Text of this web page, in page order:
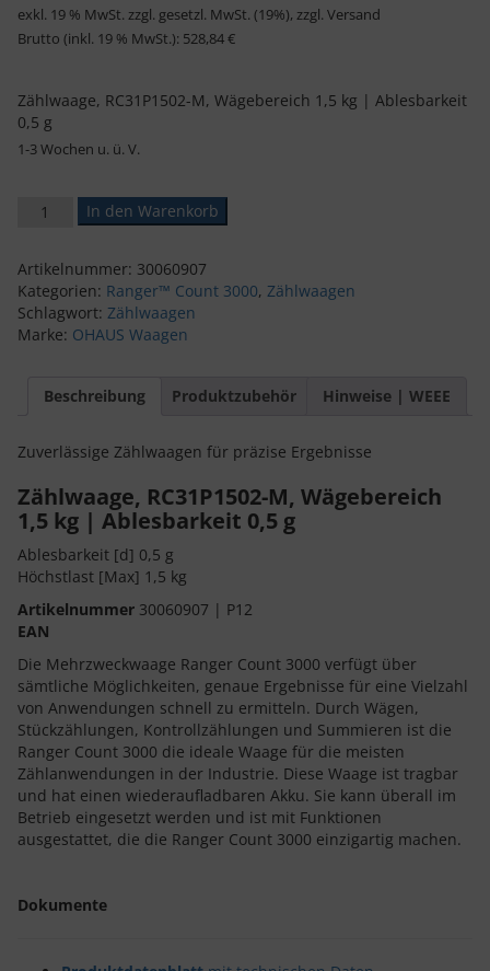
exkl. 19 % MwSt. zzgl. gesetzl. MwSt. (19%), zzgl. Versand
Brutto (inkl. 19 % MwSt.): 528,84€
Zählwaage, RC31P1502-M, Wägebereich 1,5 kg | Ablesbarkeit
0,5 g
1-3 Wochen u. ü. V.
OHAUS Zählwaage, RC31P1502-M, Wägebereich 1,5 kg |
In den Warenkorb
Artikelnummer: 30060907
Kategorien: Ranger™ Count 3000, Zählwaagen
Schlagwort: Zählwaagen
Marke: OHAUS Waagen
Beschreibung Produktzubehör Hinweise | WEEE
Zuverlässige Zählwaagen für präzise Ergebnisse
Zählwaage, RC31P1502-M, Wägebereich
1,5 kg | Ablesbarkeit 0,5 g
Ablesbarkeit [d] 0,5 g
Höchstlast [Max] 1,5 kg
Artikelnummer 30060907 | P12
EAN
Die Mehrzweckwaage Ranger Count 3000 verfügt über
sämtliche Möglichkeiten, genaue Ergebnisse für eine Vielzahl
von Anwendungen schnell zu ermitteln. Durch Wägen,
Stückzählungen, Kontrollzählungen und Summieren ist die
Ranger Count 3000 die ideale Waage für die meisten
Zählanwendungen in der Industrie. Diese Waage ist tragbar
und hat einen wiederaufladbaren Akku. Sie kann überall im
Betrieb eingesetzt werden und ist mit Funktionen
ausgestattet, die die Ranger Count 3000 einzigartig machen.
Dokumente